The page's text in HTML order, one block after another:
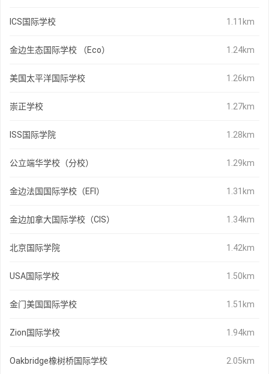
ICS国际学校 1.11km
金边生态国际学校 （Eco） 1.24km
美国太平洋国际学校 1.26km
崇正学校 1.27km
ISS国际学院 1.28km
公立端华学校（分校） 1.29km
金边法国国际学校（EFI） 1.31km
金边加拿大国际学校（CIS） 1.34km
北京国际学院 1.42km
USA国际学校 1.50km
金门美国国际学校 1.51km
Zion国际学校 1.94km
Oakbridge橡树桥国际学校 2.05km